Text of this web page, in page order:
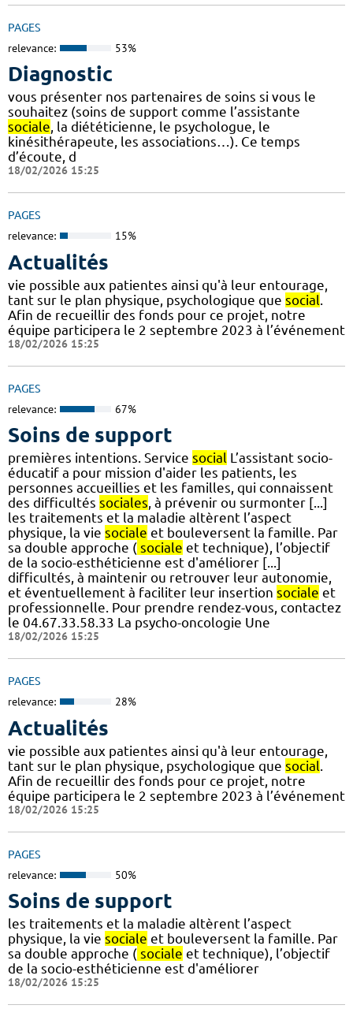
PAGES
relevance: 53%
Diagnostic
vous présenter nos partenaires de soins si vous le
souhaitez (soins de support comme l’assistante
sociale, la diététicienne, le psychologue, le
kinésithérapeute, les associations…). Ce temps
d’écoute, d
18/02/2026 15:25
PAGES
relevance: 15%
Actualités
vie possible aux patientes ainsi qu'à leur entourage,
tant sur le plan physique, psychologique que social
Afin de recueillir des fonds pour ce projet, notre
équipe participera le 2 septembre 2023 à l’événement
18/02/2026 15:25
PAGES
relevance: 67%
Soins de support
premières intentions. Service social L’assistant socio-
éducatif a pour mission d'aider les patients, les
personnes accueillies et les familles, qui connaissent
des difficultés sociales, à prévenir ou surmonter [...]
les traitements et la maladie altèrent l’aspect
physique, la vie sociale et bouleversent la famille. Par
sa double approche ( sociale et technique), l’objectif
de la socio-esthéticienne est d'améliorer [...]
difficultés, à maintenir ou retrouver leur autonomie,
et éventuellement à faciliter leur insertion sociale et
professionnelle. Pour prendre rendez-vous, contactez
le 04.67.33.58.33 La psycho-oncologie Une
18/02/2026 15:25
PAGES
relevance: 28%
Actualités
vie possible aux patientes ainsi qu'à leur entourage,
tant sur le plan physique, psychologique que social
Afin de recueillir des fonds pour ce projet, notre
équipe participera le 2 septembre 2023 à l’événement
18/02/2026 15:25
PAGES
relevance: 50%
Soins de support
les traitements et la maladie altèrent l’aspect
physique, la vie sociale et bouleversent la famille. Par
sa double approche ( sociale et technique), l’objectif
de la socio-esthéticienne est d'améliorer
18/02/2026 15:25